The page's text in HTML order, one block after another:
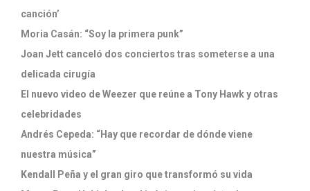
canción’
Moria Casán: “Soy la primera punk”
Joan Jett canceló dos conciertos tras someterse a una
delicada cirugía
El nuevo video de Weezer que reúne a Tony Hawk y otras
celebridades
Andrés Cepeda: “Hay que recordar de dónde viene
nuestra música”
Kendall Peña y el gran giro que transformó su vida